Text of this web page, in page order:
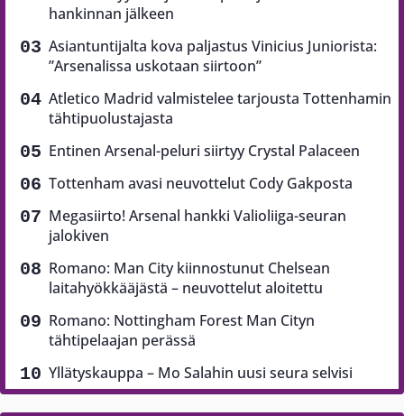
hankinnan jälkeen
Asiantuntijalta kova paljastus Vinicius Juniorista:
”Arsenalissa uskotaan siirtoon”
Atletico Madrid valmistelee tarjousta Tottenhamin
tähtipuolustajasta
Entinen Arsenal-peluri siirtyy Crystal Palaceen
Tottenham avasi neuvottelut Cody Gakposta
Megasiirto! Arsenal hankki Valioliiga-seuran
jalokiven
Romano: Man City kiinnostunut Chelsean
laitahyökkääjästä – neuvottelut aloitettu
Romano: Nottingham Forest Man Cityn
tähtipelaajan perässä
Yllätyskauppa – Mo Salahin uusi seura selvisi